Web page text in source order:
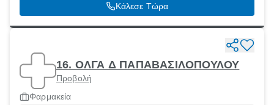
Κάλεσε Τώρα
16. ΟΛΓΑ Δ ΠΑΠΑΒΑΣΙΛΟΠΟΥΛΟΥ
Προβολή
Φαρμακεία